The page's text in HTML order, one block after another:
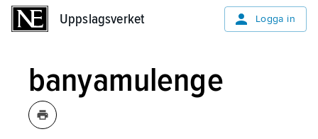
Uppslagsverket Logga in
banyamulenge